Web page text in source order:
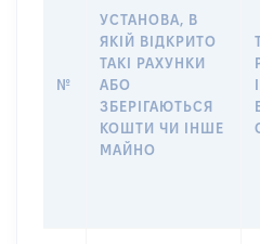
№
УСТАНОВА, В
ЯКІЙ ВІДКРИТО
ТАКІ РАХУНКИ
АБО
ЗБЕРІГАЮТЬСЯ
КОШТИ ЧИ ІНШЕ
МАЙНО